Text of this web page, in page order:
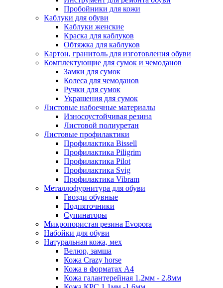
Пробойники для кожи
Каблуки для обуви
Каблуки женские
Краска для каблуков
Обтяжка для каблуков
Картон, гранитоль для изготовления обуви
Комплектующие для сумок и чемоданов
Замки для сумок
Колеса для чемоданов
Ручки для сумок
Украшения для сумок
Листовые набоечные материалы
Износоустойчивая резина
Листовой полиуретан
Листовые профилактики
Профилактика Bissell
Профилактика Piligrim
Профилактика Pilot
Профилактика Svig
Профилактика Vibram
Металлофурнитура для обуви
Гвозди обувные
Подпяточники
Супинаторы
Микропористая резина Evopora
Набойки для обуви
Натуральная кожа, мех
Велюр, замша
Кожа Crazy horse
Кожа в форматах А4
Кожа галантерейная 1.2мм - 2.8мм